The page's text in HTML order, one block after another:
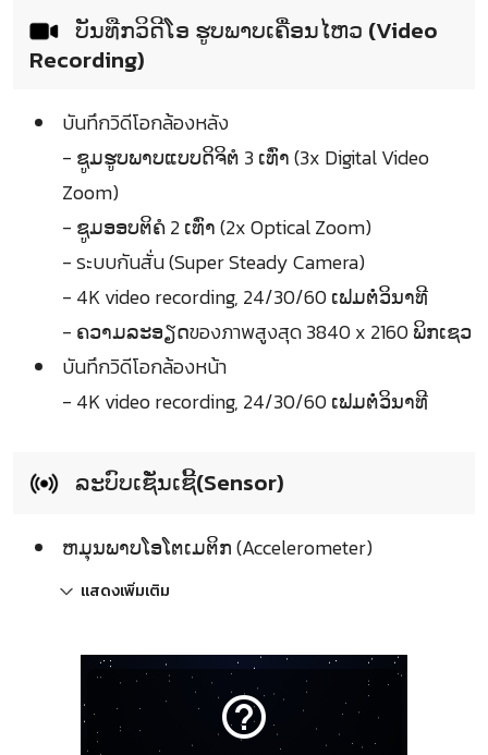
ບັນທືກວິດີໂອ ຮູບພາບເຄື່ອນໄຫວ (Video
Recording)
บันทึกวิดีโอกล้องหลัง
- ຊູມຮູບພາບແບບດິຈິຕໍ 3 ເທົ່າ (3x Digital Video
Zoom)
- ຊູມອອບຕິຄໍ 2 ເທົ່າ (2x Optical Zoom)
- ระบบกันสั่น (Super Steady Camera)
- 4K video recording, 24/30/60 ເຟມຕໍ່ວິນາທີ
- ຄວາມລະອຽດของภาพสูงสุด 3840 x 2160 ພິກເຊວ
บันทึกวิดีโอกล้องหน้า
- 4K video recording, 24/30/60 ເຟມຕໍ່ວິນາທີ
ລະບົບເຊັ່ນເຊີ້(Sensor)
ຫມຸນພາບໂອໂຕເມຕິກ (Accelerometer)
แสดงเพิ่มเติม
help_outline